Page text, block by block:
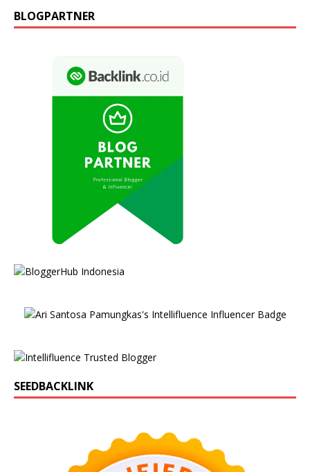
BLOGPARTNER
SEEDBACKLINK